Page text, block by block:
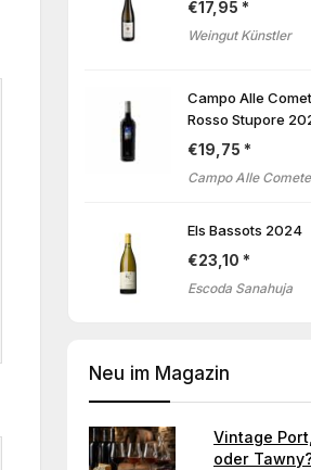
€17,95
Weingut Künstler
Campo Alle
Rosso Stupore
€19,75
Campo Alle Comete
Els Bassots 2024
€23,10
Escoda Sanahuja
Neu im Magazin
Vintage
oder